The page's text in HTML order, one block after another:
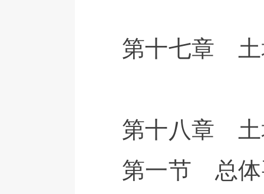
第十七章 土
第十八章 土
第一节 总体